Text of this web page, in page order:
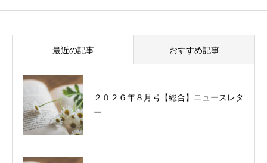
最近の記事 おすすめ記事
２０２６年８月号【総合】ニュースレタ
ー
過去に配信したニュースレターの一覧